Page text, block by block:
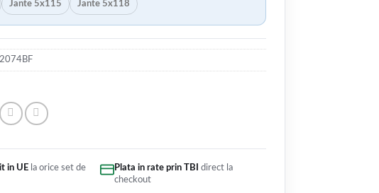
Jante 5x115 Jante 5x118
in UE la orice set de
Plata in rate prin TBI
direct la
checkout